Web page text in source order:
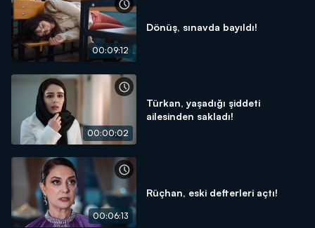
00:09:12
Dönüş, sınavda bayıldı!
00:00:02
Türkan, yaşadığı şiddeti
ailesinden sakladı!
00:06:13
Rüçhan, eski defterleri açtı!